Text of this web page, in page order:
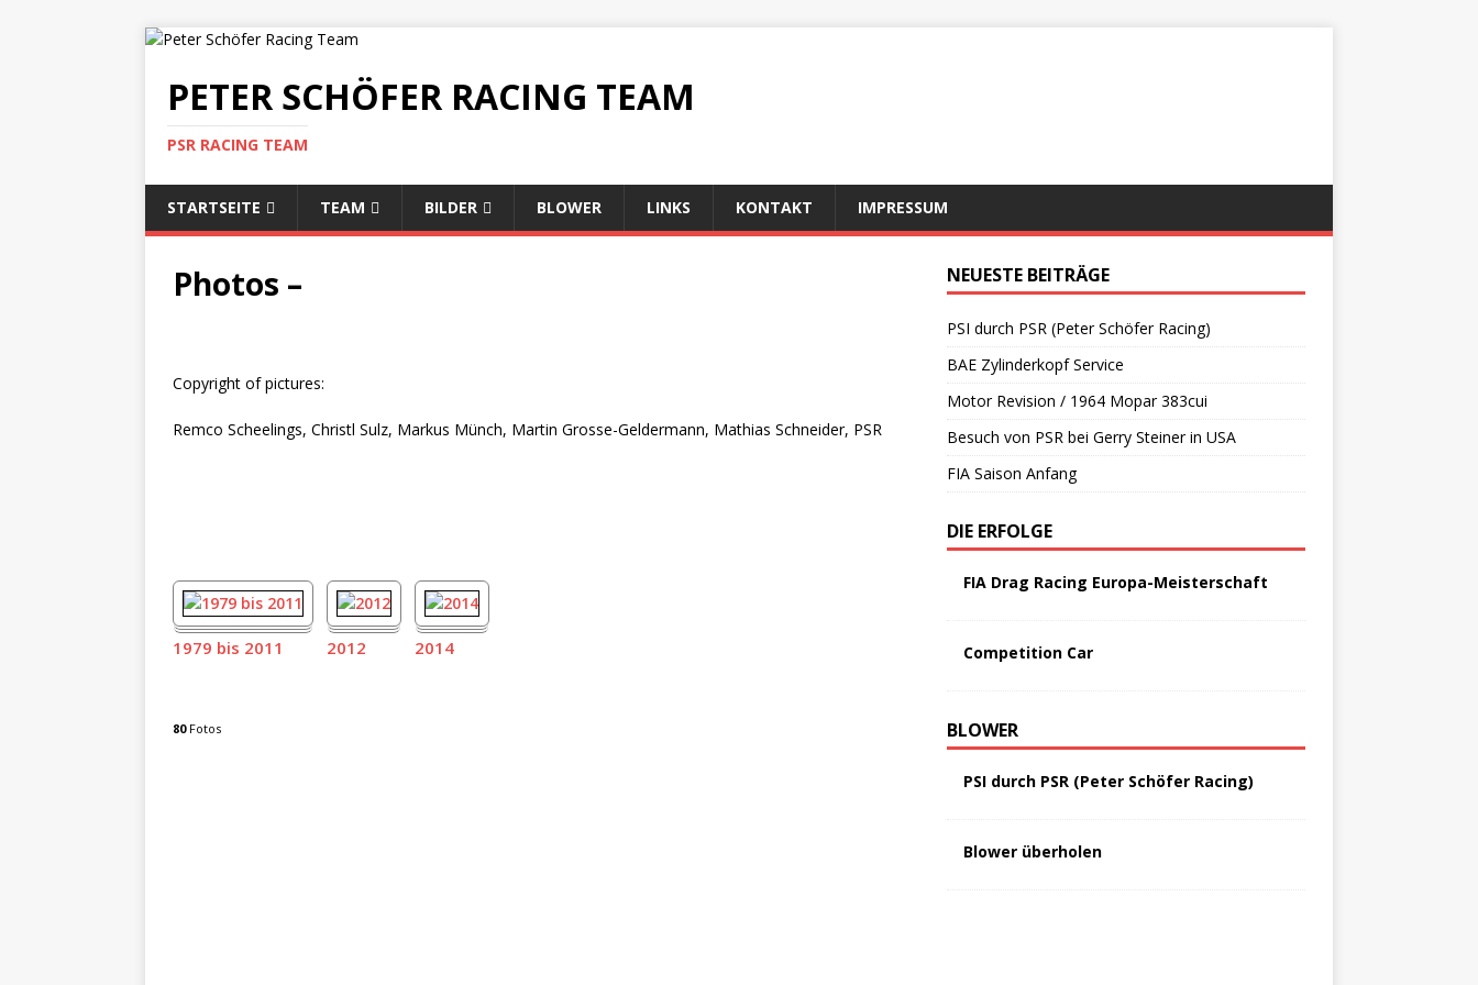
PETER SCHÖFER RACING TEAM
PSR RACING TEAM
STARTSEITE TEAM BILDER BLOWER LINKS KONTAKT IMPRESSUM
Photos –
Copyright of pictures:
Remco Scheelings, Christl Sulz, Markus Münch, Martin Grosse-Geldermann, Mathias Schneider, PSR
1979 bis 2011
80Fotos
2012 2014
NEUESTE BEITRÄGE
PSI durch PSR (Peter Schöfer Racing)
BAE Zylinderkopf Service
Motor Revision / 1964 Mopar 383cui
Besuch von PSR bei Gerry Steiner in USA
FIA Saison Anfang
DIE ERFOLGE
FIA Drag Racing Europa-Meisterschaft
Competition Car
BLOWER
PSI durch PSR (Peter Schöfer Racing)
Blower überholen